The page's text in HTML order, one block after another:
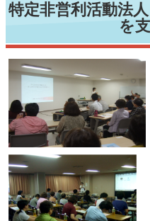
特定非営利活動法
を